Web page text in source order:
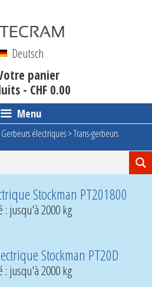
Deutsch
panier
- CHF 0.00
Menu
Gerbeurs électriques>Trans-gerbeurs
- Stockman
Stockman PT201800
: jusqu'à 2000 kg
Stockman PT20D
: jusqu'à 2000 kg